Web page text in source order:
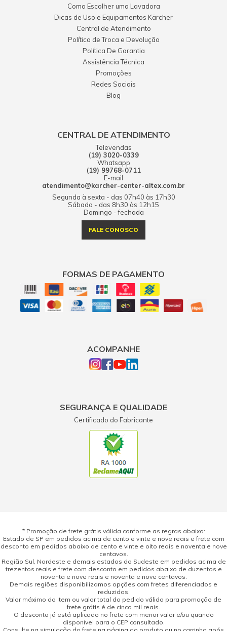
Como Escolher uma Lavadora
Dicas de Uso e Equipamentos Kärcher
Central de Atendimento
Política de Troca e Devolução
Política De Garantia
Assistência Técnica
Promoções
Redes Sociais
Blog
CENTRAL DE ATENDIMENTO
Televendas
(19) 3020-0339
Whatsapp
(19) 99768-0711
E-mail
atendimento@karcher-center-altex.com.br
Segunda à sexta - das 07h40 às 17h30
Sábado - das 8h30 às 12h15
Domingo - fechada
FALE CONOSCO
FORMAS DE PAGAMENTO
ACOMPANHE
SEGURANÇA E QUALIDADE
Certificado do Fabricante
* Promoção de frete grátis válida conforme as regras abaixo:
Estado de SP em pedidos acima de cento e vinte e nove reais e frete com
desconto em pedidos abaixo de cento e vinte e oito reais e noventa e nove
centavos.
Região Sul, Nordeste e demais estados do Sudeste em pedidos acima de
trezentos reais e frete com desconto em pedidos abaixo de duzentos e
noventa e nove reais e noventa e nove centavos.
Demais regiões disponibilizamos opções com fretes diferenciados e
reduzidos.
Valor máximo do item ou valor total do pedido válido para promoção de
frete grátis é de cinco mil reais.
O desconto já está aplicado no frete com menor valor e/ou quando
disponível para o CEP consultado.